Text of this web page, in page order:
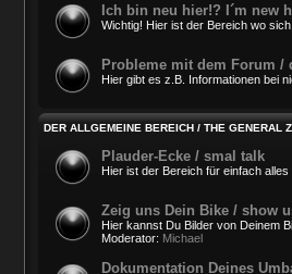
Ich bin neu hier!? I´m new
Wichtig! Hier ist der Bereich wo
Probleme mit dem Forum
Hier gibt es z.B. Informationen bei
DER ALLGEMEINE BEREICH / THE GENERAL
Plauder-Ecke / smal talk
Hier ist der Bereich für einfach
Zeig uns Dein Bike / show
Hier kannst Du Bilder von Deinem
Moderator: Michael
Dokumentation Deines